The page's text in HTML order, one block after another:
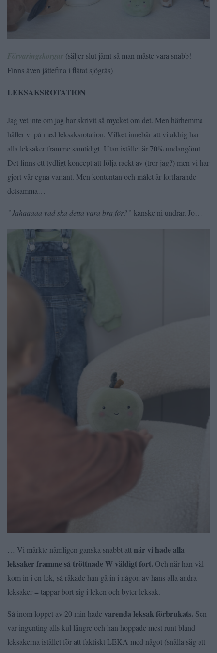
Förvaringskorgar (säljer slut jämt så man måste vara snabb!
Finns även jättefina i flätat sjögräs)
LEKSAKSROTATION
Jag vet inte om jag har skrivit så mycket om det. Men härhemma
håller vi på med leksaksrotation. Vilket innebär att vi aldrig har
alla leksaker framme samtidigt. Utan istället är 70% undangömt.
Det finns ett tydligt koncept att följa rackt av (tror jag?) men vi har
gjort vår egna variant. Men kontentan och målet är fortfarande
detsamma…
”Jahaaaaa vad ska detta vara bra för?” kanske ni undrar. Jo…
… Vi märkte nämligen ganska snabbt att när vi hade alla
leksaker framme så tröttnade W väldigt fort. Och när han väl
kom in i en lek, så råkade han gå in i någon av hans alla andra
leksaker = tappar bort sig i leken och byter leksak.
Så inom loppet av 20 min hade varenda leksak förbrukats. Sen
var ingenting alls kul längre och han hoppade mest runt bland
leksakerna istället för att faktiskt LEKA med något (snälla säg att